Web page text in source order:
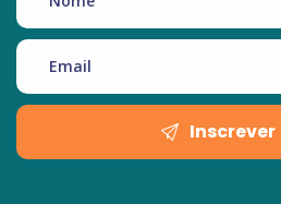
Inscrever